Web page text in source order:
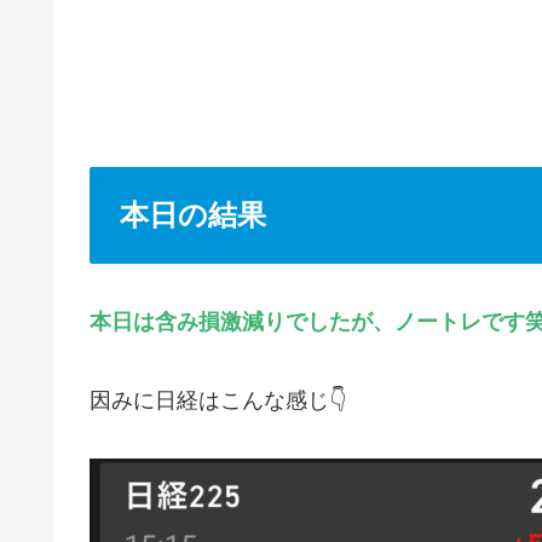
本日の結果
本日は含み損激減りでしたが、ノートレです
因みに日経はこんな感じ👇